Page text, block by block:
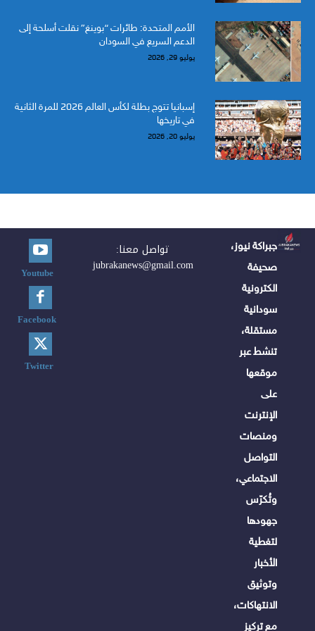
الأمم المتحدة: طائرات “بوينغ” نقلت أسلحة إلى
الدعم السريع في السودان
يوليو 29, 2026
إسبانيا تتوج بطلة لكأس العالم 2026 للمرة الثانية
في تاريخها
يوليو 20, 2026
جبراكة نيوز،
صحيفة
الكترونية
سودانية
مستقلة،
تنشط عبر
موقعها
على
الإنترنت
ومنصات
التواصل
الاجتماعي،
وتُكرّس
جهودها
لتغطية
الأخبار
وتوثيق
الانتهاكات،
مع تركيز
تواصل معنا:
jubrakanews@gmail.com
Youtube
Facebook
Twitter